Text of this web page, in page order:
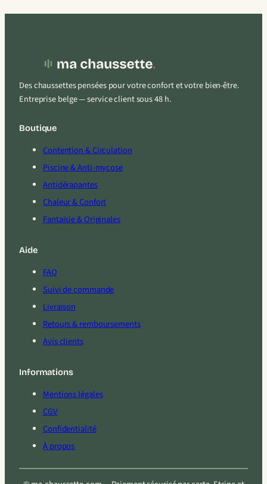
Des chaussettes pensées pour votre confort et votre bien-être.
Entreprise belge — service client sous 48 h.
Boutique
Contention & Circulation
Piscine & Anti-mycose
Antidérapantes
Chaleur & Confort
Fantaisie & Originales
Aide
FAQ
Suivi de commande
Livraison
Retours & remboursements
Avis clients
Informations
Mentions légales
CGV
Confidentialité
À propos